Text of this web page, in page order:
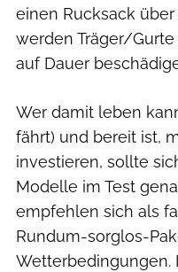
einen Rucksack
werden Träger/
auf Dauer
Wer damit leben
fährt) und bereit ist,
investieren, sollte
Modelle im Test
empfehlen sich als
Rundum-sorglos-
Wetterbedingungen.